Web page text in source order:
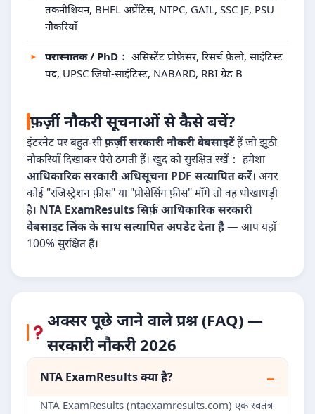
तकनीशियन, BHEL अप्रेंटिस, NTPC, GAIL, SSC JE, PSU
नौकरियाँ
परास्नातक / PhD： असिस्टेंट प्रोफ़ेसर, रिसर्च फ़ेलो, साइंटिस्ट
पद, UPSC जियो-साइंटिस्ट, NABARD, RBI ग्रेड B
फ़र्ज़ी नौकरी सूचनाओं से कैसे बचें?
इंटरनेट पर बहुत-सीफ़र्ज़ी सरकारी नौकरी वेबसाइटेंहैं जो झूठी
नौकरियाँ दिखाकर पैसे ठगती हैं। खुद को सुरक्षित रखें： हमेशा
आधिकारिक सरकारी अधिसूचना PDF सत्यापित करें। अगर
कोई "रजिस्ट्रेशन फ़ीस" या "प्रोसेसिंग फ़ीस" माँगे तो वह धोखाधड़ी
है। NTA ExamResults सिर्फ़ आधिकारिक सरकारी
वेबसाइट लिंक के साथ सत्यापित अपडेट देता है— आप यहाँ
100% सुरक्षित हैं।
अक्सर पूछे जाने वाले प्रश्न (FAQ) —
सरकारी नौकरी 2026
NTA ExamResults क्या है?
NTA ExamResults (ntaexamresults.com) एक स्वतंत्र